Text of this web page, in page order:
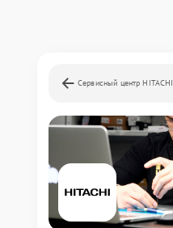
Сервисный центр HITACHI